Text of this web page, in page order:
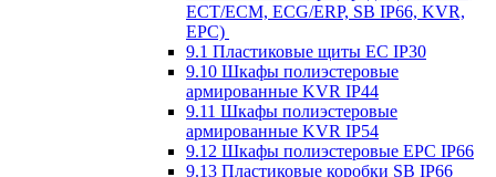
ECT/ECM, ECG/ERP, SB IP66, KVR,
EPC)
9.1 Пластиковые щиты EC IP30
9.10 Шкафы полиэстеровые
армированные KVR IP44
9.11 Шкафы полиэстеровые
армированные KVR IP54
9.12 Шкафы полиэстеровые EPC IP66
9.13 Пластиковые коробки SB IP66